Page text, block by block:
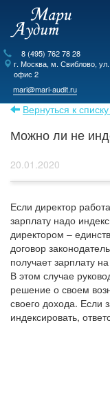
8 (495) 762 78 28
г. Москва, м. Свиблово,
офис 2
mari@mari-audit.ru
Вернуться к
Можно ли не
20.01.2020
Если директор
зарплату надо
директором –
договор
получает зарплату
В этом случае
решение о своем
своего дохода. Если
индексировать,